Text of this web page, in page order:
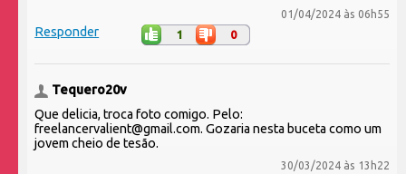
01/04/2024 às 06h55
Responder 1 0
Tequero20v
Que delicia, troca foto comigo. Pelo:
freelancervalient@gmail.com. Gozaria nesta buceta como um
jovem cheio de tesão.
30/03/2024 às 13h22